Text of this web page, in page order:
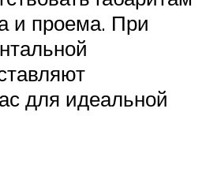
и проема. При
для идеальной